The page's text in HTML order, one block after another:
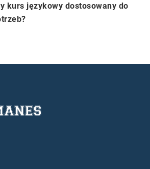
kurs językowy dostosowany do